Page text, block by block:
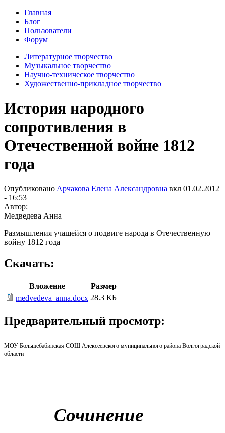
Главная
Блог
Пользователи
Форум
Литературное творчество
Музыкальное творчество
Научно-техническое творчество
Художественно-прикладное творчество
История народного
сопротивления в
Отечественной войне 1812
года
Опубликовано Арчакова Елена Александровна вкл 01.02.2012
- 16:53
Автор:
Медведева Анна
Размышления учащейся о подвиге народа в Отечественную
войну 1812 года
Скачать:
Вложение
Размер
medvedeva_anna.docx 28.3 КБ
Предварительный просмотр:
МОУ Большебабинская СОШ Алексеевского муниципального района Волгоградской
области
Сочинение